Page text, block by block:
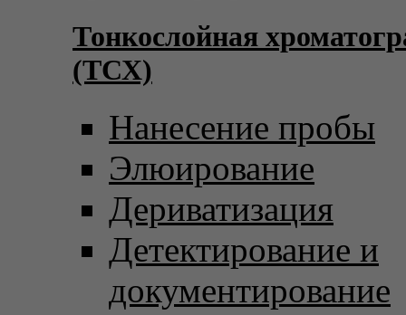
Тонкослойная
(ТСХ)
Нанесение пробы
Элюирование
Дериватизация
Детектирование и
документирование